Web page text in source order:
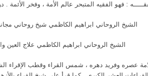
: فهو الفقيه المتبحر عالم الأمة ، وفخر
الشيخ الروحاني ابراهيم الكاظمي شيخ روحاني مجاني يعالج
الشيخ الروحاني ابراهيم الكاظمي علاج العين والحسد
عصره وفريد دهره ، شمس القراء وقطب الإقراء